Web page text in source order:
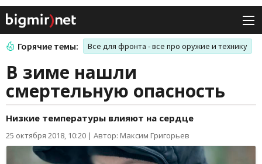
Горячие темы: Все для фронта - все про оружие и технику
В зиме нашли
смертельную опасность
Низкие температуры влияют на сердце
25 октября 2018, 10:20 | Автор: Максим Григорьев